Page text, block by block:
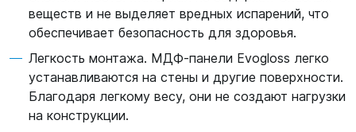
веществ и не выделяет вредных испарений, что
обеспечивает безопасность для здоровья.
Легкость монтажа. МДФ-панели Evogloss легко
устанавливаются на стены и другие поверхности.
Благодаря легкому весу, они не создают нагрузки
на конструкции.